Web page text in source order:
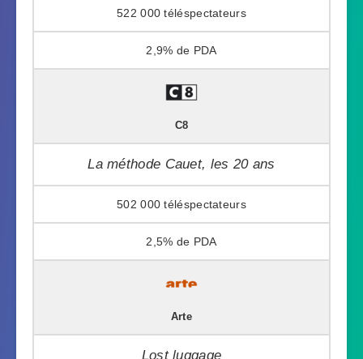
522 000
2,9%
C8
La méthode Cauet, les 20 ans
502 000
2,5%
Arte
Lost luggage